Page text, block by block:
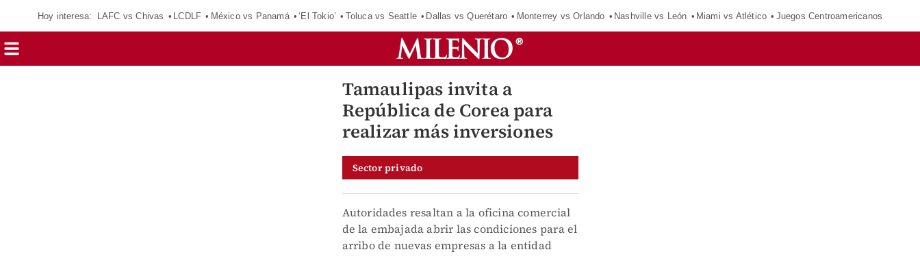
Hoy interesa: LAFC vs Chivas LCDLF México vs Panamá ‘El Tokio’ Toluca vs Seattle Dallas vs Querétaro Monterrey vs Orlando Nashville vs León Miami vs Atlético Juegos Centroamericanos
Tamaulipas invita a
República de Corea para
realizar más inversiones
Sector privado
Autoridades resaltan a la oficina comercial
de la embajada abrir las condiciones para el
arribo de nuevas empresas a la entidad